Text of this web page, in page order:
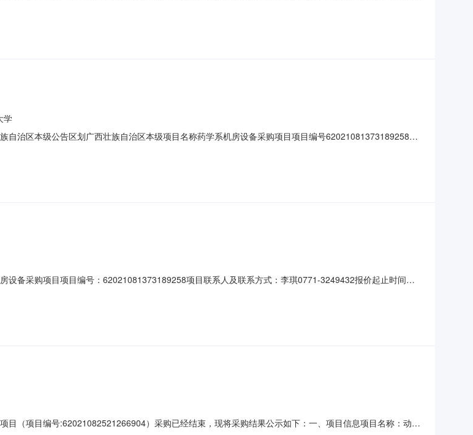
联系电话详见公告正文采购单位广西农业职业技术学院采购单位地址详见公告正文采购单位联系方式详见公
学
自治区本级公告区划广西壮族自治区本级项目名称药学系机房设备采购项目项目编号62021081373189258公
起止时间：2021-09-1312:20-2021-09-1612:20采购单位：广西农业职业技
设备采购项目项目编号：62021081373189258项目联系人及联系方式：李琪0771-3249432报价起止时间：
)商品类目:台式整机;参数要求:1、CPU：IntelI5-10400或以上
目（项目编号:62021082521266904）采购已经结束，现将采购结果公示如下：一、项目信息项目名称：动科